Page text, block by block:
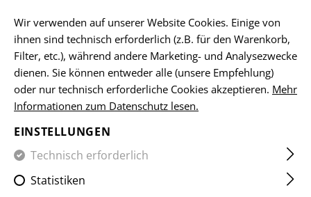
NÄSSESCHUTZJACKEN
FILTER
Wir verwenden auf unserer Website Cookies. Einige von
ihnen sind technisch erforderlich (z.B. für den Warenkorb,
Filter, etc.), während andere Marketing- und Analysezwecke
dienen. Sie können entweder alle (unsere Empfehlung)
oder nur technisch erforderliche Cookies akzeptieren. Mehr
Informationen zum Datenschutz lesen.
EINSTELLUNGEN
Technisch erforderlich
Statistiken